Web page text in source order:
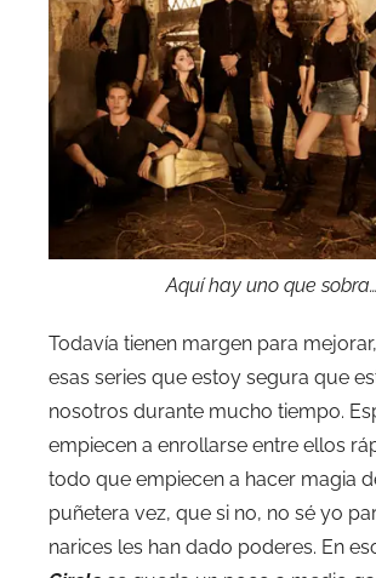
Aquí hay uno que sobra…
Todavía tienen margen para
esas series que estoy segura que
nosotros durante mucho tiempo.
empiecen a enrollarse entre ellos
todo que empiecen a hacer magia
puñetera vez, que si no, no sé yo
narices les han dado poderes. En